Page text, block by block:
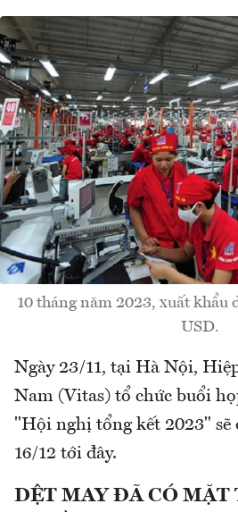
10 tháng năm 2023, xuất khẩu
USD.
Ngày 23/11, tại Hà Nội,
Nam (Vitas) tổ chức buổi
"Hội nghị tổng kết 2023" sẽ
16/12 tới đây.
DỆT MAY ĐÃ CÓ MẶT